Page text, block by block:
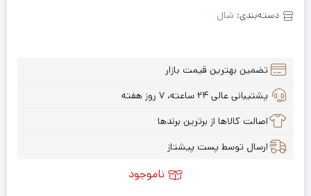
دسته‌بندی: شال
تضمین بهترین قیمت بازار
پشتیبانی عالی ۲۴ ساعته، ۷ روز هفته
اصالت کالاها از برترین برندها
ارسال توسط پست پیشتاز
ناموجود